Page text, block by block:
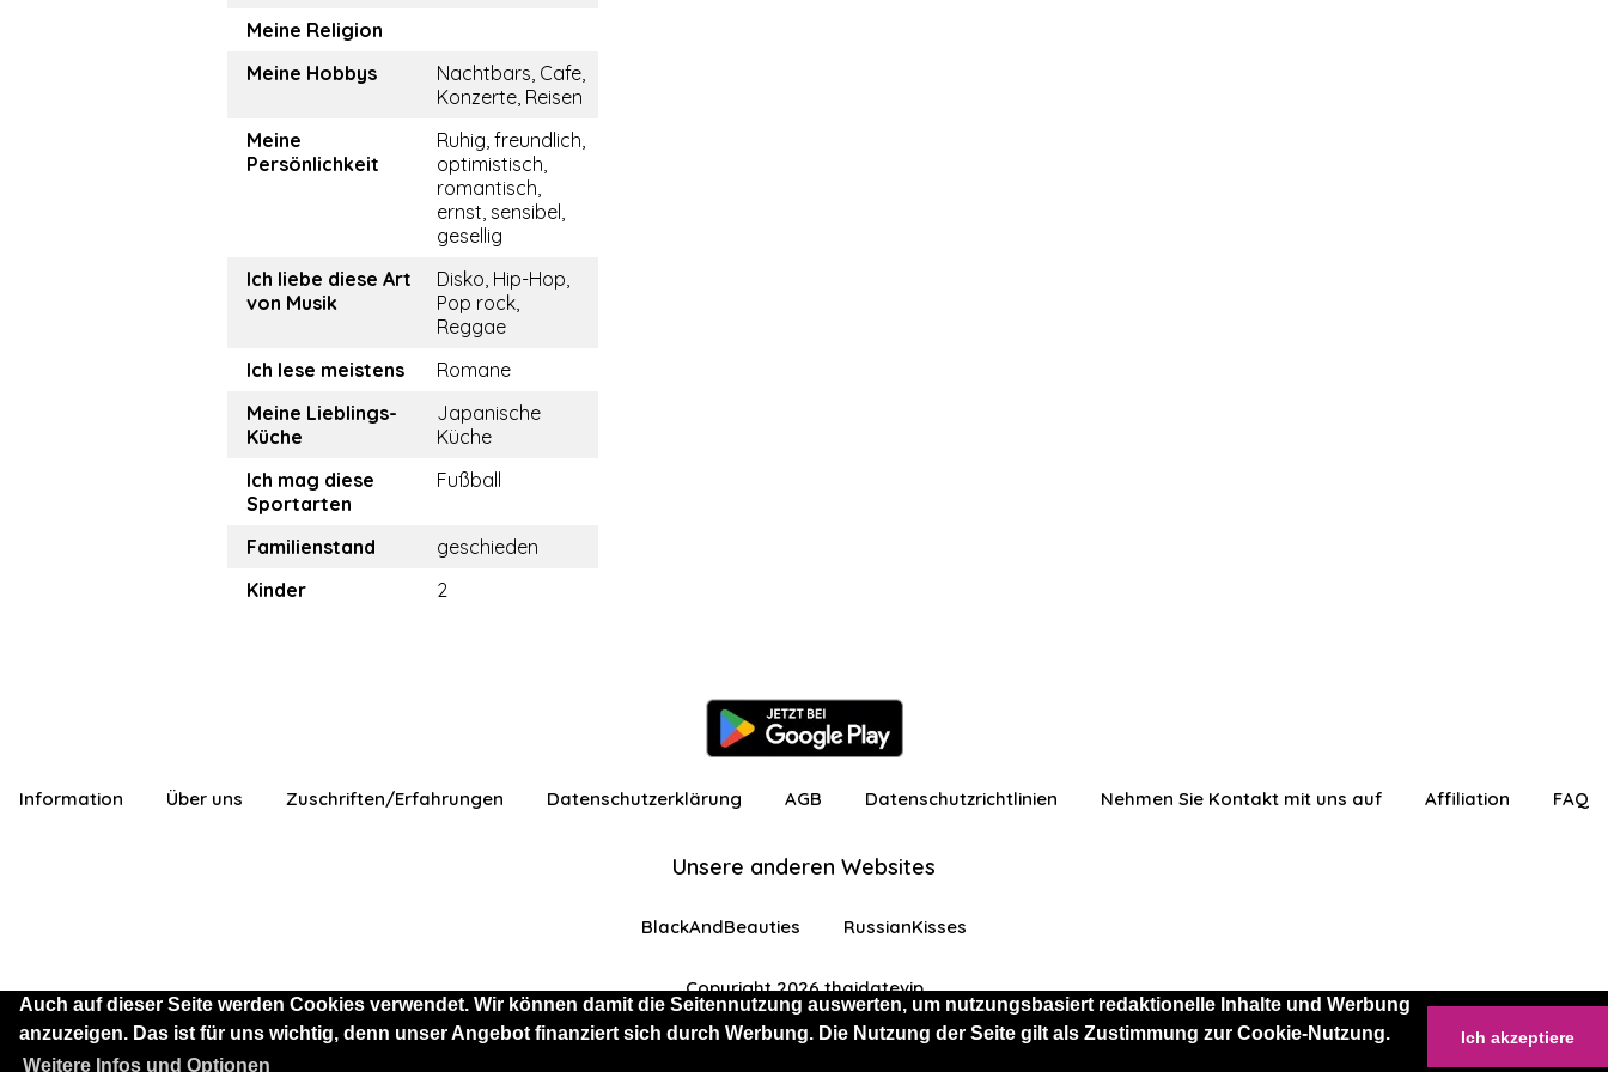
Auch auf dieser Seite werden Cookies verwendet. Wir können damit die Seitennutzung auswerten, um nutzungsbasiert redaktionelle Inhalte und Werbung
anzuzeigen. Das ist für uns wichtig, denn unser Angebot finanziert sich durch Werbung. Die Nutzung der Seite gilt als Zustimmung zur Cookie-Nutzung.
Weitere Infos und Optionen
Ich akzeptiere
Sie sind als Besucher mit eingeschränkten Funktionen angemeldet Kostenlos anmelden Einloggen
Meine Religion
Meine Hobbys
Nachtbars, Cafe,
Konzerte, Reisen
Meine
Persönlichkeit
Ruhig, freundlich,
optimistisch,
romantisch,
ernst, sensibel,
gesellig
Ich liebe diese Art
von Musik
Disko, Hip-Hop,
Pop rock,
Reggae
Ich lese meistens
Romane
Meine Lieblings-
Küche
Japanische
Küche
Ich mag diese
Sportarten
Fußball
Familienstand
geschieden
Kinder
2
Information Über uns Zuschriften/Erfahrungen Datenschutzerklärung AGB Datenschutzrichtlinien Nehmen Sie Kontakt mit uns auf Affiliation FAQ
Unsere anderen Websites
BlackAndBeauties RussianKisses
Copyright 2026 thaidatevip